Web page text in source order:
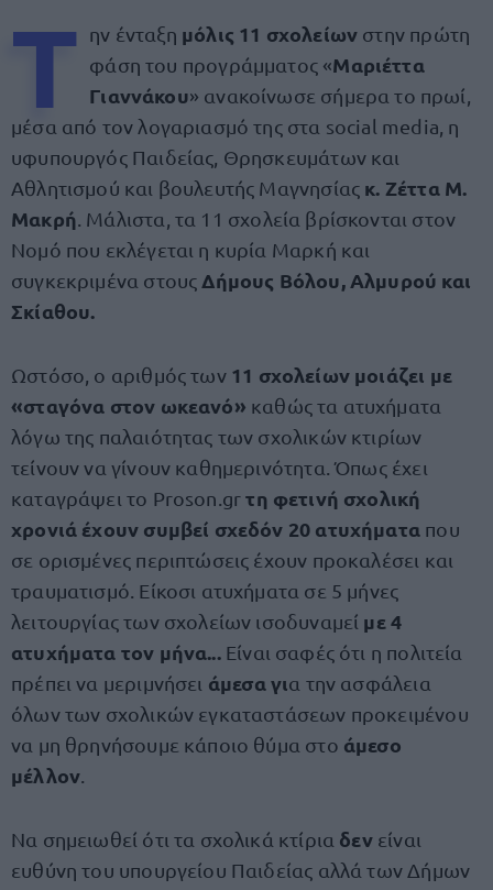
Τ ην ένταξη μόλις 11 σχολείων στην πρώτη
φάση του προγράμματος «Μαριέττα
Γιαννάκου» ανακοίνωσε σήμερα το πρωί,
μέσα από τον λογαριασμό της στα social media, η
υφυπουργός Παιδείας, Θρησκευμάτων και
Αθλητισμού και βουλευτής Μαγνησίας κ. Ζέττα Μ.
Μακρή . Μάλιστα, τα 11 σχολεία βρίσκονται στον
Νομό που εκλέγεται η κυρία Μαρκή και
συγκεκριμένα στους Δήμους Βόλου, Αλμυρού και
Σκίαθου.
Ωστόσο, ο αριθμός των11 σχολείων μοιάζει με
«σταγόνα στον ωκεανό» καθώς τα ατυχήματα
λόγω της παλαιότητας των σχολικών κτιρίων
τείνουν να γίνουν καθημερινότητα. Όπως έχει
καταγράψει το Proson.grτη φετινή σχολική
χρονιά έχουν συμβεί σχεδόν 20 ατυχήματα που
σε ορισμένες περιπτώσεις έχουν προκαλέσει και
τραυματισμό. Είκοσι ατυχήματα σε 5 μήνες
λειτουργίας των σχολείων ισοδυναμεί με 4
ατυχήματα τον μήνα...Είναι σαφές ότι η πολιτεία
πρέπει να μεριμνήσει άμεσα για την ασφάλεια
όλων των σχολικών εγκαταστάσεων προκειμένου
να μη θρηνήσουμε κάποιο θύμα στο άμεσο
μέλλον
Να σημειωθεί ότι τα σχολικά κτίρια δεν είναι
ευθύνη του υπουργείου Παιδείας αλλά των Δήμων